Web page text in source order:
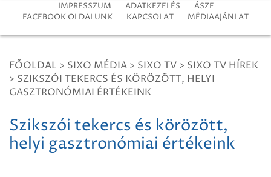
IMPRESSZUM ADATKEZELÉS
ÁSZF
FACEBOOK OLDALUNK
KAPCSOLAT MÉDIAAJÁNLAT
FŐOLDAL > SIXO MÉDIA > SIXO TV > SIXO TV HÍREK
> SZIKSZÓI TEKERCS ÉS KÖRÖZÖTT, HELYI
GASZTRONÓMIAI ÉRTÉKEINK
Szikszói tekercs és körözött,
helyi gasztronómiai értékeink